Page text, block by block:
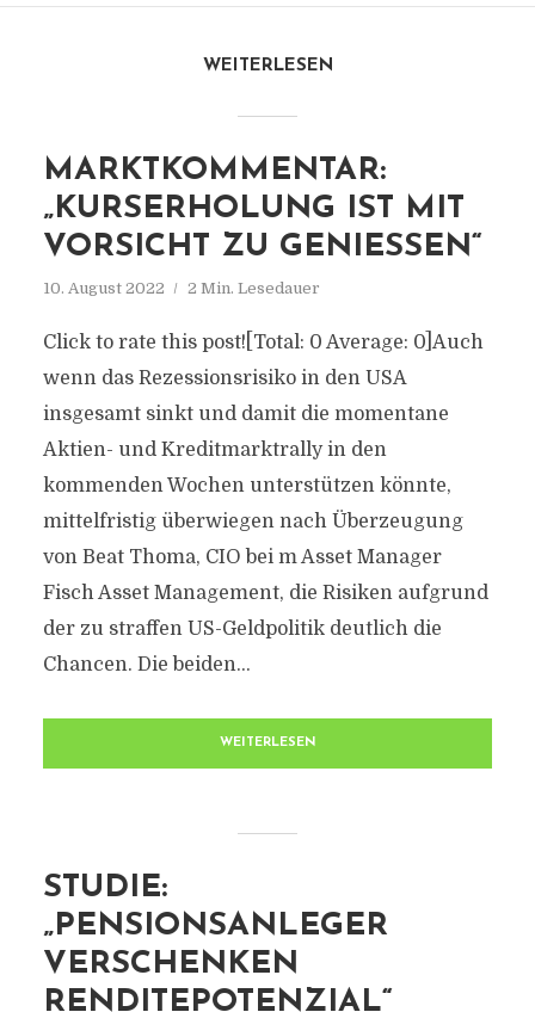
WEITERLESEN
MARKTKOMMENTAR:
„KURSERHOLUNG IST MIT
VORSICHT ZU GENIESSEN“
10. August 2022 2 Min. Lesedauer
Click to rate this post![Total: 0 Average: 0]Auch
wenn das Rezessionsrisiko in den USA
insgesamt sinkt und damit die momentane
Aktien- und Kreditmarktrally in den
kommenden Wochen unterstützen könnte,
mittelfristig überwiegen nach Überzeugung
von Beat Thoma, CIO bei m Asset Manager
Fisch Asset Management, die Risiken aufgrund
der zu straffen US-Geldpolitik deutlich die
Chancen. Die beiden...
WEITERLESEN
STUDIE:
„PENSIONSANLEGER
VERSCHENKEN
RENDITEPOTENZIAL“